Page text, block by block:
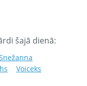
šajā dienā:
Voiceks